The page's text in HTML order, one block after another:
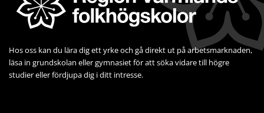
Hos oss kan du lära dig ett yrke och gå direkt ut på arbets­marknaden,
läsa in grundskolan eller gymnasiet för att söka vidare till högre
studier eller fördjupa dig i ditt intresse.